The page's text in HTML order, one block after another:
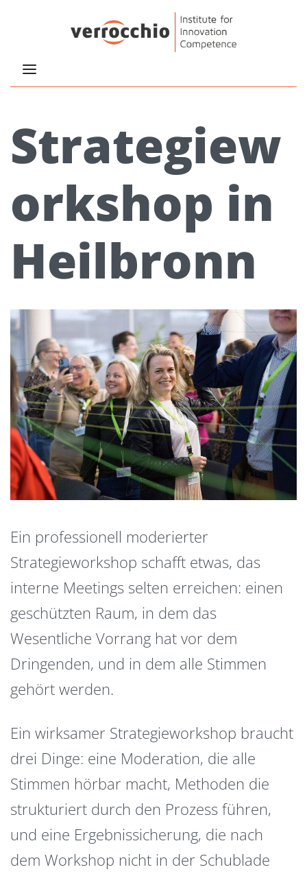
Strategiew
orkshop in
Heilbronn
Ein professionell moderierter
Strategieworkshop schafft etwas, das
interne Meetings selten erreichen: einen
geschützten Raum, in dem das
Wesentliche Vorrang hat vor dem
Dringenden, und in dem alle Stimmen
gehört werden.
Ein wirksamer Strategieworkshop braucht
drei Dinge: eine Moderation, die alle
Stimmen hörbar macht, Methoden die
strukturiert durch den Prozess führen,
und eine Ergebnissicherung, die nach
dem Workshop nicht in der Schublade